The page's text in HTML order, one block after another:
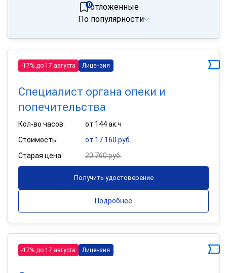
отложенные
0
По популярности
-17% до 17 августа Лицензия
Специалист органа опеки и
попечительства
Кол-во часов:
от 144 ак.ч
Стоимость:
от 17 160 руб.
Старая цена:
20 760 руб.
Получить удостоверение
Подробнее
-17% до 17 августа Лицензия